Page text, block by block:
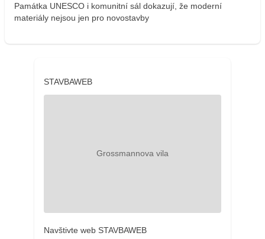
Památka UNESCO i komunitní sál dokazují, že moderní
materiály nejsou jen pro novostavby
STAVBAWEB
Navštivte web STAVBAWEB